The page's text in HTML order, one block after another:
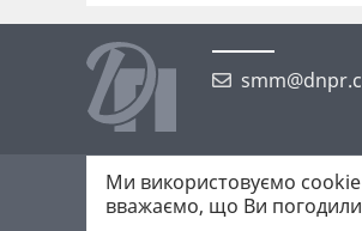
©2026 https://dnpr.com.ua
Всі права захищені. При повному або
Ми використовуємо
вважаємо, що Ви